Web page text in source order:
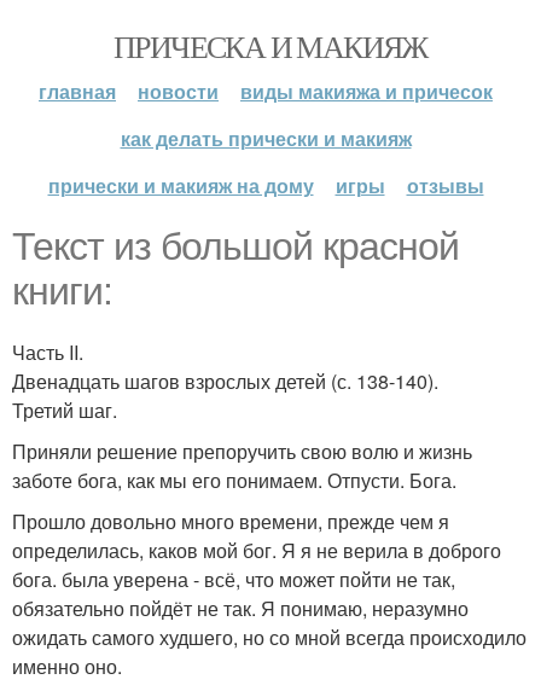
ПРИЧЕСКА И МАКИЯЖ
главная новости
виды макияжа и причесок
как делать прически и макияж
прически и макияж на дому
игры отзывы
Текст из большой красной
книги:
Часть II.
Двенадцать шагов взрослых детей (с. 138-140).
Третий шаг.
Приняли решение препоручить свою волю и жизнь
заботе бога, как мы его понимаем. Отпусти. Бога.
Прошло довольно много времени, прежде чем я
определилась, каков мой бог. Я я не верила в доброго
бога. была уверена - всё, что может пойти не так,
обязательно пойдёт не так. Я понимаю, неразумно
ожидать самого худшего, но со мной всегда происходило
именно оно.